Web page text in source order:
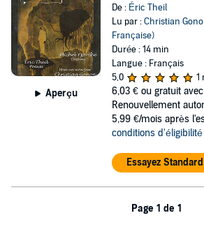
Aperçu
De : Éric Theil
Lu par :Christian
Française)
Durée : 14 min
Langue : Français
5,0
1
6,03 € ou gratuit
Renouvellement
5,99 €/mois après
conditions d'éligibilité
Essayez
Page 1 de 1